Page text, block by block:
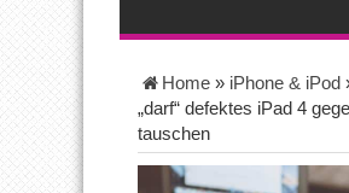
Home » iPhone & iPod
„darf“ defektes iPad 4
tauschen